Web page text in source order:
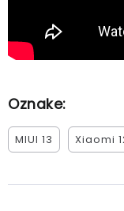
Oznake:
MIUI 13 Xiaomi